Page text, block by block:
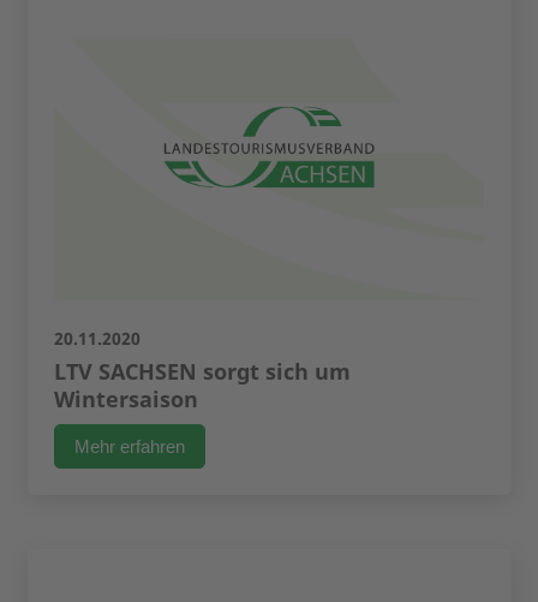
20.11.2020
LTV SACHSEN sorgt sich um
Wintersaison
Mehr erfahren